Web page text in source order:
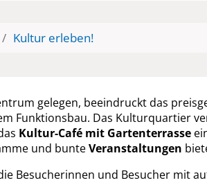
/ Kultur erleben!
gelegen, beeindruckt das
Funktionsbau. Das Kulturquartier
Kultur-Café mit Gartenterrasse
und bunteVeranstaltungen
Besucherinnen und Besucher mit